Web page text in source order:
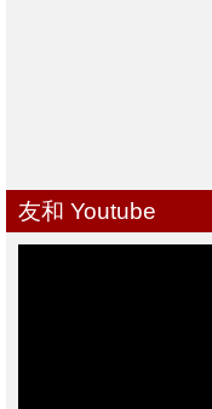
友和 Youtube